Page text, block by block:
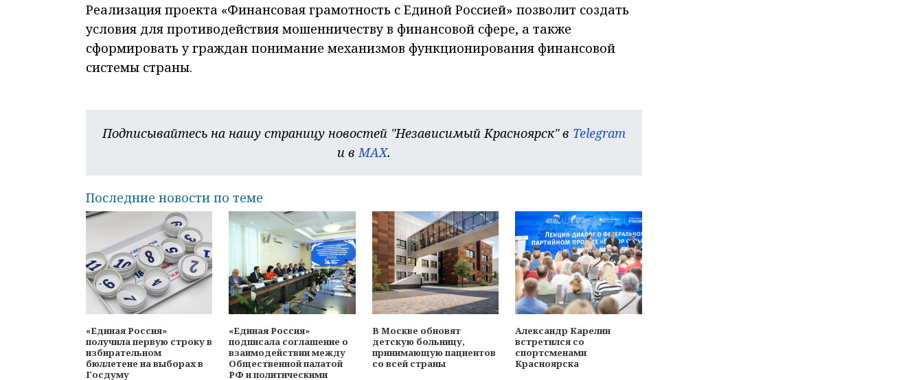
Реализация проекта «Финансовая грамотность с Единой Россией» позволит создать
условия для противодействия мошенничеству в финансовой сфере, а также
сформировать у граждан понимание механизмов функционирования финансовой
системы страны.
Подписывайтесь на нашу страницу новостей "Независимый Красноярск" в Telegram
и в MAX.
Последние новости по теме
«Единая Россия»
получила первую строку в
избирательном
бюллетене на выборах в
Госдуму
«Единая Россия»
подписала соглашение о
взаимодействии между
Общественной палатой
РФ и политическими
В Москве обновят
детскую больницу,
принимающую пациентов
со всей страны
Александр Карелин
встретился со
спортсменами
Красноярска